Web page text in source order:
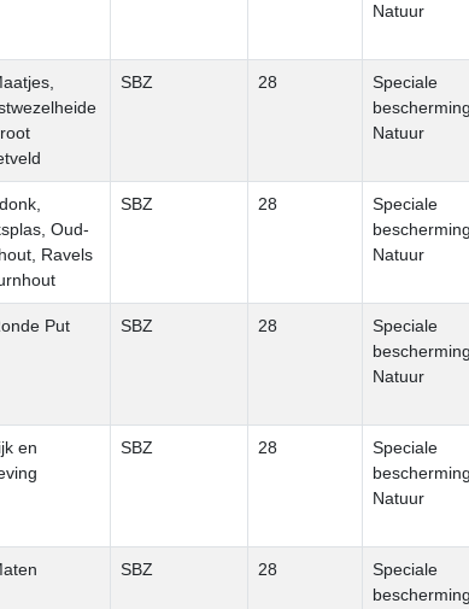
Natuur
SBZ 28
Speciale
Natuur
Oud-
Ravels
SBZ 28
Speciale
Natuur
Put SBZ 28
Speciale
Natuur
en
SBZ 28
Speciale
Natuur
SBZ 28
Speciale